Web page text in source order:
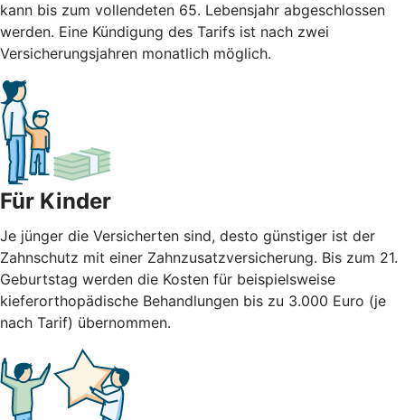
kann bis zum vollendeten 65. Lebensjahr abgeschlossen
werden. Eine Kündigung des Tarifs ist nach zwei
Versicherungsjahren monatlich möglich.
Für Kinder
Je jünger die Versicherten sind, desto günstiger ist der
Zahnschutz mit einer Zahnzusatzversicherung. Bis zum 21.
Geburtstag werden die Kosten für beispielsweise
kieferorthopädische Behandlungen bis zu 3.000 Euro (je
nach Tarif) übernommen.